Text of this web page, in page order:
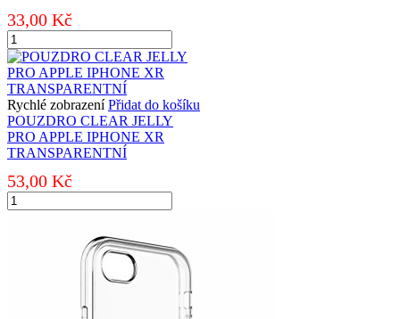
33,00 Kč
POUZDRO
CLEAR
JELLY
PRO
SAMSUNG
M515
GALAXY
M51
množství
Rychlé zobrazení Přidat do košíku
POUZDRO CLEAR JELLY
PRO APPLE IPHONE XR
TRANSPARENTNÍ
53,00 Kč
POUZDRO
CLEAR
TRANSPARENTNÍ